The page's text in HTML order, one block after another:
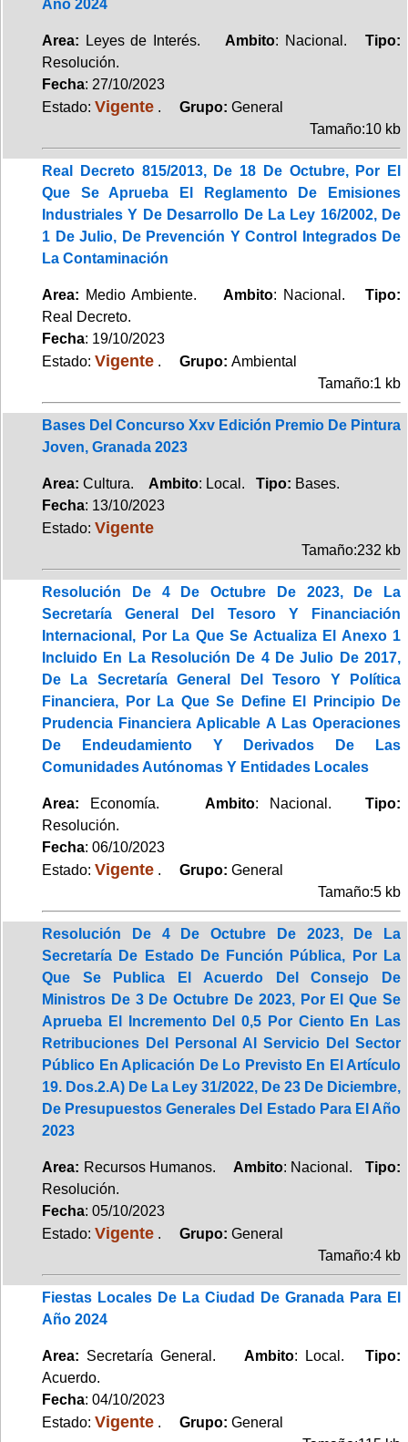
Año 2024
Area: Leyes de Interés. Ambito: Nacional.Tipo:
Resolución.
Fecha: 27/10/2023
Estado: Vigente . Grupo: General
Tamaño:10 kb
Real Decreto 815/2013, De 18 De Octubre, Por El
Que Se Aprueba El Reglamento De Emisiones
Industriales Y De Desarrollo De La Ley 16/2002, De
1 De Julio, De Prevención Y Control Integrados De
La Contaminación
Area: Medio Ambiente.Ambito: Nacional.Tipo:
Real Decreto.
Fecha: 19/10/2023
Estado: Vigente . Grupo: Ambiental
Tamaño:1 kb
Bases Del Concurso Xxv Edición Premio De Pintura
Joven, Granada 2023
Area: Cultura. Ambito: Local. Tipo: Bases.
Fecha: 13/10/2023
Estado: Vigente
Tamaño:232 kb
Resolución De 4 De Octubre De 2023, De La
Secretaría General Del Tesoro Y Financiación
Internacional, Por La Que Se Actualiza El Anexo 1
Incluido En La Resolución De 4 De Julio De 2017,
De La Secretaría General Del Tesoro Y Política
Financiera, Por La Que Se Define El Principio De
Prudencia Financiera Aplicable A Las Operaciones
De Endeudamiento Y Derivados De Las
Comunidades Autónomas Y Entidades Locales
Area: Economía. Ambito: Nacional.Tipo:
Resolución.
Fecha: 06/10/2023
Estado: Vigente . Grupo: General
Tamaño:5 kb
Resolución De 4 De Octubre De 2023, De La
Secretaría De Estado De Función Pública, Por La
Que Se Publica El Acuerdo Del Consejo De
Ministros De 3 De Octubre De 2023, Por El Que Se
Aprueba El Incremento Del 0,5 Por Ciento En Las
Retribuciones Del Personal Al Servicio Del Sector
Público En Aplicación De Lo Previsto En El Artículo
19. Dos.2.A) De La Ley 31/2022, De 23 De Diciembre,
De Presupuestos Generales Del Estado Para El Año
2023
Area: Recursos Humanos. Ambito: Nacional.Tipo:
Resolución.
Fecha: 05/10/2023
Estado: Vigente . Grupo: General
Tamaño:4 kb
Fiestas Locales De La Ciudad De Granada Para El
Año 2024
Area: Secretaría General. Ambito: Local.Tipo:
Acuerdo.
Fecha: 04/10/2023
Estado: Vigente . Grupo: General